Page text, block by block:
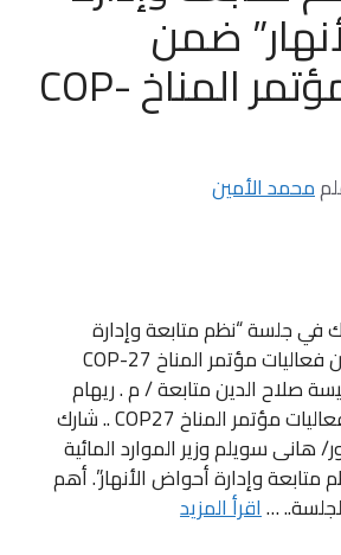
ضمن
فعاليات مؤتمر المناخ COP-
محمد الأمين
في جلسة “نظم متابعة وإدارة
أحواض الأنهار” ضمن فعاليات مؤتمر المناخ COP-27
صلاح الدين متابعة / م . ريهام
عادل كمال ضمن فعاليات مؤتمر المناخ COP27 .. شارك
هانى سويلم وزير الموارد المائية
وإدارة أحواض الأنهار”. أهم
…اقرأ المزيد